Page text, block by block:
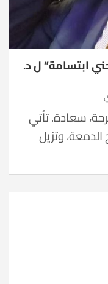
ابتسامة” ل د.
سعادة. تأتي
وتزيل